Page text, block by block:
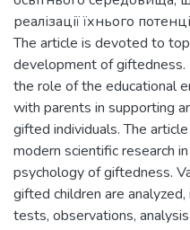
реалізації їхнього
The article is devoted to
development of
the role of the educational
with parents in supporting
gifted individuals. The
modern scientific research
psychology of giftedness.
gifted children are
tests, observations,